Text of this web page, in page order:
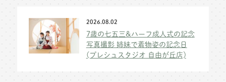
2026.08.02
7歳の七五三&ハーフ成人式の記念
写真撮影 姉妹で着物姿の記念日
(プレシュスタジオ 自由が丘店)